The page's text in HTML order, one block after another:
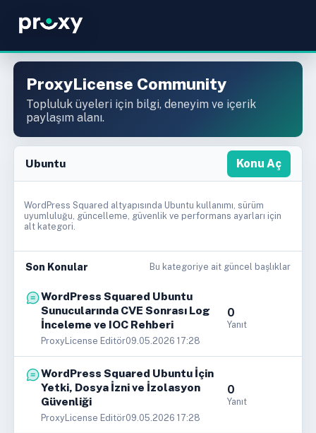
ProxyLicense Community
Topluluk üyeleri için bilgi, deneyim ve içerik
paylaşım alanı.
Ubuntu Konu Aç
WordPress Squared altyapısında Ubuntu kullanımı, sürüm
uyumluluğu, güncelleme, güvenlik ve performans ayarları için
alt kategori.
Son Konular Bu kategoriye ait güncel başlıklar
WordPress Squared Ubuntu
Sunucularında CVE Sonrası Log
İnceleme ve IOC Rehberi
ProxyLicense Editör09.05.2026 17:28
0
Yanıt
WordPress Squared Ubuntu İçin
Yetki, Dosya İzni ve İzolasyon
Güvenliği
ProxyLicense Editör09.05.2026 17:28
0
Yanıt